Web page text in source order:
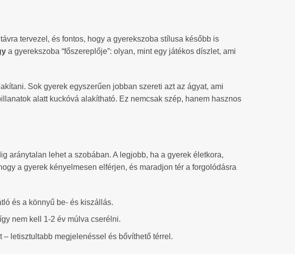
tervezel, és fontos, hogy a gyerekszoba stílusa később is
a gyerekszoba “főszereplője”: olyan, mint egy játékos díszlet, ami
Sok gyerek egyszerűen jobban szereti azt az ágyat, ami
alatt kuckóvá alakítható. Ez nemcsak szép, hanem hasznos
aránytalan lehet a szobában. A legjobb, ha a gyerek életkora,
a gyerek kényelmesen elférjen, és maradjon tér a forgolódásra
és a könnyű be- és kiszállás.
nem kell 1-2 év múlva cserélni.
– letisztultabb megjelenéssel és bővíthető térrel.